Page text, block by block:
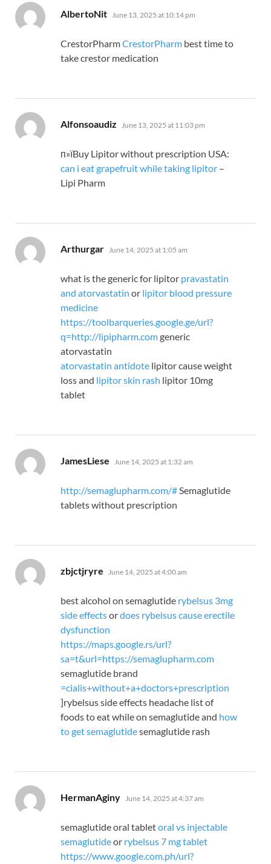
AlbertoNit says:
June 13, 2025 at 10:14 pm
CrestorPharmCrestorPharm best time to
take crestor medication
Alfonsoaudiz says:
June 13, 2025 at 11:03 pm
п»їBuy Lipitor without prescription USA:
can i eat grapefruit while taking lipitor –
Lipi Pharm
Arthurgar says:
June 14, 2025 at 1:05 am
what is the generic for lipitor pravastatin
and atorvastatin or lipitor blood pressure
medicine
https://toolbarqueries.google.ge/url?
q=http://lipipharm.comgeneric
atorvastatin
atorvastatin antidote lipitor cause weight
loss and lipitor skin rash lipitor 10mg
tablet
JamesLiese says:
June 14, 2025 at 1:32 am
http://semaglupharm.com/#Semaglutide
tablets without prescription
zbjctjryre says:
June 14, 2025 at 4:00 am
best alcohol on semaglutide rybelsus 3mg
side effectsordoes rybelsus cause erectile
dysfunction
https://maps.google.rs/url?
sa=t&url=https://semaglupharm.com
semaglutide brand
=cialis+without+a+doctors+prescription
]rybelsus side effects headache list of
foods to eat while on semaglutide and how
to get semaglutidesemaglutide rash
HermanAginy says:
June 14, 2025 at 4:37 am
semaglutide oral tabletoral vs injectable
semaglutideor rybelsus 7 mg tablet
https://www.google.com.ph/url?